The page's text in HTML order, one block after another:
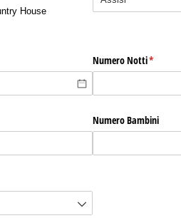
House
Numero Notti*
(richiesto)
Numero Bambini